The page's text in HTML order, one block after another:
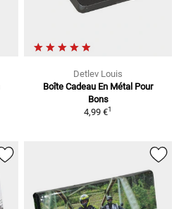
Detlev Louis
Boîte Cadeau En Métal Pour
Bons
4,99 €1